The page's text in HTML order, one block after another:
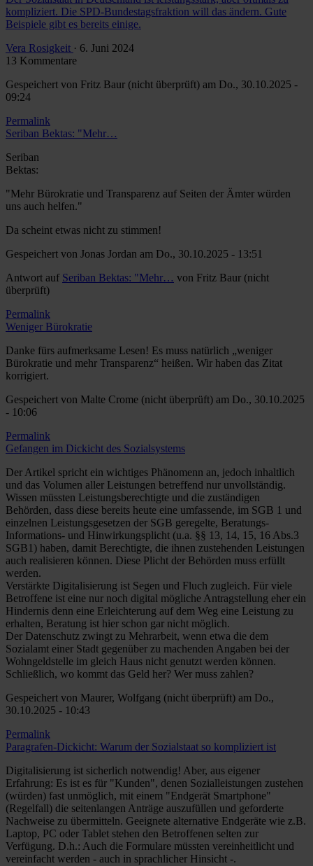
kompliziert. Die SPD-Bundestagsfraktion will das ändern. Gute
Beispiele gibt es bereits einige.
Vera Rosigkeit · 6. Juni 2024
13 Kommentare
Gespeichert von Fritz Baur (nicht überprüft) am Do., 30.10.2025 -
09:24
Permalink
Seriban Bektas: "Mehr…
Seriban
Bektas:
"Mehr Bürokratie und Transparenz auf Seiten der Ämter würden
uns auch helfen."
Da scheint etwas nicht zu stimmen!
Gespeichert von Jonas Jordan am Do., 30.10.2025 - 13:51
Antwort auf Seriban Bektas: "Mehr… von Fritz Baur (nicht
überprüft)
Permalink
Weniger Bürokratie
Danke fürs aufmerksame Lesen! Es muss natürlich „weniger
Bürokratie und mehr Transparenz“ heißen. Wir haben das Zitat
korrigiert.
Gespeichert von Malte Crome (nicht überprüft) am Do., 30.10.2025
- 10:06
Permalink
Gefangen im Dickicht des Sozialsystems
Der Artikel spricht ein wichtiges Phänomenn an, jedoch inhaltlich
und das Volumen aller Leistungen betreffend nur unvollständig.
Wissen müssten Leistungsberechtigte und die zuständigen
Behörden, dass diese bereits heute eine umfassende, im SGB 1 und
einzelnen Leistungsgesetzen der SGB geregelte, Beratungs-
Informations- und Hinwirkungsplicht (u.a. §§ 13, 14, 15, 16 Abs.3
SGB1) haben, damit Berechtigte, die ihnen zustehenden Leistungen
auch realisieren können. Diese Plicht der Behörden muss erfüllt
werden.
Verstärkte Digitalisierung ist Segen und Fluch zugleich. Für viele
Betroffene ist eine nur noch digital mögliche Antragstellung eher ein
Hindernis denn eine Erleichterung auf dem Weg eine Leistung zu
erhalten, Beratung ist hier schon gar nicht möglich.
Der Datenschutz zwingt zu Mehrarbeit, wenn etwa die dem
Sozialamt einer Stadt gegenüber zu machenden Angaben bei der
Wohngeldstelle im gleich Haus nicht genutzt werden können.
Schließlich, wo kommt das Geld her? Wer muss zahlen?
Gespeichert von Maurer, Wolfgang (nicht überprüft) am Do.,
30.10.2025 - 10:43
Permalink
Paragrafen-Dickicht: Warum der Sozialstaat so kompliziert ist
Digitalisierung ist sicherlich notwendig! Aber, aus eigener
Erfahrung: Es ist es für "Kunden", denen Sozialleistungen zustehen
(würden) fast unmöglich, mit einem "Endgerät Smartphone"
(Regelfall) die seitenlangen Anträge auszufüllen und geforderte
Nachweise zu übermitteln. Geeignete alternative Endgeräte wie z.B.
Laptop, PC oder Tablet stehen den Betroffenen selten zur
Verfügung. D.h.: Auch die Formulare müssten vereinheitlicht und
vereinfacht werden - auch in sprachlicher Hinsicht -.